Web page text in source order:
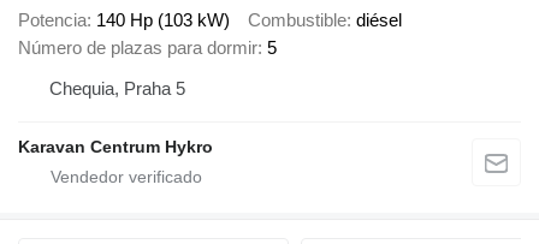
Potencia 140 Hp (103 kW) Combustible diésel
Número de plazas para dormir 5
Chequia, Praha 5
Karavan Centrum Hykro